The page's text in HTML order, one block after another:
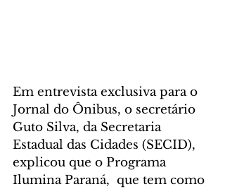
Em entrevista exclusiva para o
Jornal do Ônibus, o secretário
Guto Silva, da Secretaria
Estadual das Cidades (SECID),
explicou que o Programa
Ilumina Paraná,  que tem como